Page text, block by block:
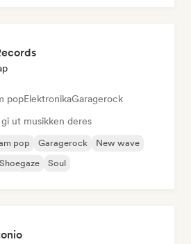
popElektronikaGaragerock
ut musikken deres
pop Garagerock
New wave
Shoegaze Soul